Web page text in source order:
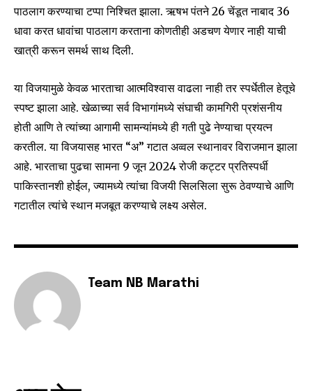
Join our community of
SUBSCRIBERS and be part of the
conversation.
To subscribe, simply enter your email address on our website
or click the subscribe button below. Don't worry, we respect
your privacy and won't spam your inbox. Your information is
safe with us.
6,300
Fans
पाठलाग करण्याचा टप्पा निश्चित झाला. ऋषभ पंतने 26 चेंडूत नाबाद 36
धावा करत धावांचा पाठलाग करताना कोणतीही अडचण येणार नाही याची
खात्री करून समर्थ साथ दिली.
या विजयामुळे केवळ भारताचा आत्मविश्वास वाढला नाही तर स्पर्धेतील हेतूचे
स्पष्ट झाला आहे. खेळाच्या सर्व विभागांमध्ये संघाची कामगिरी प्रशंसनीय
होती आणि ते त्यांच्या आगामी सामन्यांमध्ये ही गती पुढे नेण्याचा प्रयत्न
करतील. या विजयासह भारत “अ” गटात अव्वल स्थानावर विराजमान झाला
आहे. भारताचा पुढचा सामना 9 जून 2024 रोजी कट्टर प्रतिस्पर्धी
पाकिस्तानशी होईल, ज्यामध्ये त्यांचा विजयी सिलसिला सुरू ठेवण्याचे आणि
गटातील त्यांचे स्थान मजबूत करण्याचे लक्ष्य असेल.
Team NB Marathi